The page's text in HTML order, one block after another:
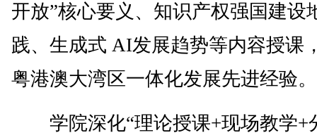
开放”核心要义、知识产权强国建设
践、生成式 AI发展趋势等内容授课
粤港澳大湾区一体化发展先进经验。
学院深化“理论授课+现场教学+